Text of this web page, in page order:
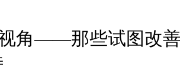
视角——那些试图改